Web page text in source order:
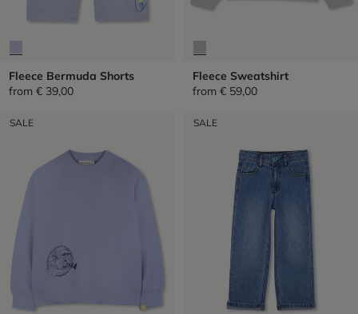
Fleece Bermuda Shorts
from € 39,00
Fleece Sweatshirt
from € 59,00
SALE SALE